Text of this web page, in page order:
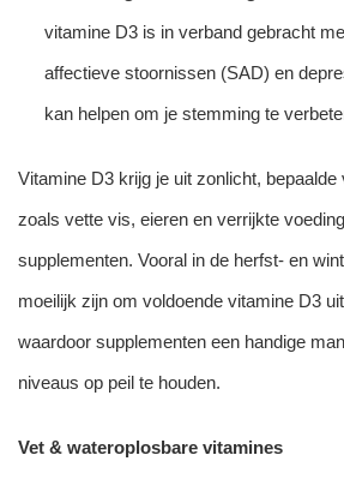
vitamine D3 is in verband gebracht
affectieve stoornissen (SAD) en
kan helpen om je stemming te
Vitamine D3 krijg je uit zonlicht, bepaalde
zoals vette vis, eieren en verrijkte
supplementen. Vooral in de herfst- en
moeilijk zijn om voldoende vitamine D3
waardoor supplementen een handige
niveaus op peil te houden.
Vet & wateroplosbare vitamines